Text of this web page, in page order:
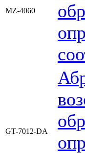
MZ-4060
GT-7012-DA